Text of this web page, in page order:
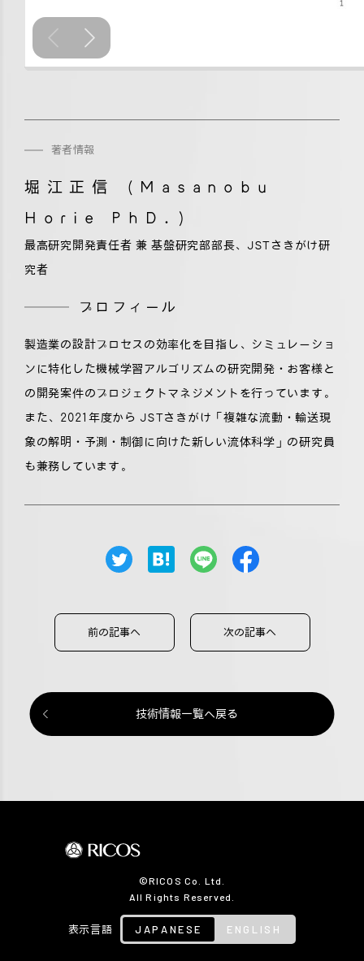
著者情報
堀江正信 (Masanobu
Horie PhD.)
最高研究開発責任者 兼 基盤研究部部長、JSTさきがけ研
究者
プロフィール
製造業の設計プロセスの効率化を目指し、シミュレーショ
ンに特化した機械学習アルゴリズムの研究開発・お客様と
の開発案件のプロジェクトマネジメントを行っています。
また、2021年度から JSTさきがけ「複雑な流動・輸送現
象の解明・予測・制御に向けた新しい流体科学」の研究員
も兼務しています。
前の記事へ 次の記事へ
技術情報一覧へ戻る
©RICOS Co. Ltd.
All Rights Reserved.
表示言語 JAPANESE ENGLISH